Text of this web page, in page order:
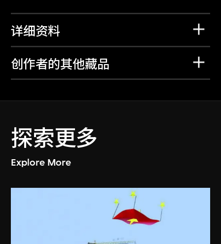
详细资料
创作者的其他藏品
探索更多
Explore More